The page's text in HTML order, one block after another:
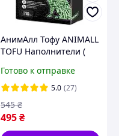
АнимАлл Тофу ANIMALL
TOFU Наполнители (
10 Л ) 4.66 кг Зеленый
Чай
Готово к отправке
5.0 (27)
495₴
545 ₴